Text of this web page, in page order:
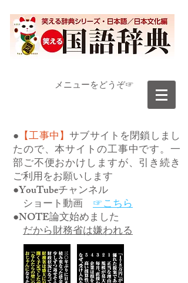
​メニューをどうぞ☞
● 【工事中】サブサイトを閉鎖しまし
たので、本サイトの工事中です。一
部ご不便おかけしますが、引き続き
ご利用をお願いします
●YouTubeチャンネル
ショート動画 ☞こちら
●NOTE論文始めました
だから財務省は嫌われる